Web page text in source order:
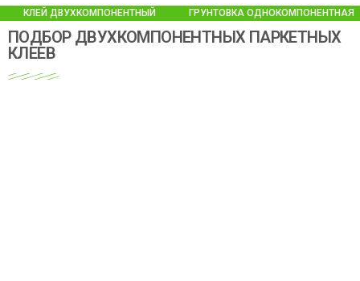
КЛЕЙ ДВУХКОМПОНЕНТНЫЙ ГРУНТОВКА ОДНОКОМПОНЕНТНАЯ
ПОДБОР ДВУХКОМПОНЕНТНЫХ ПАРКЕТНЫХ
КЛЕЕВ